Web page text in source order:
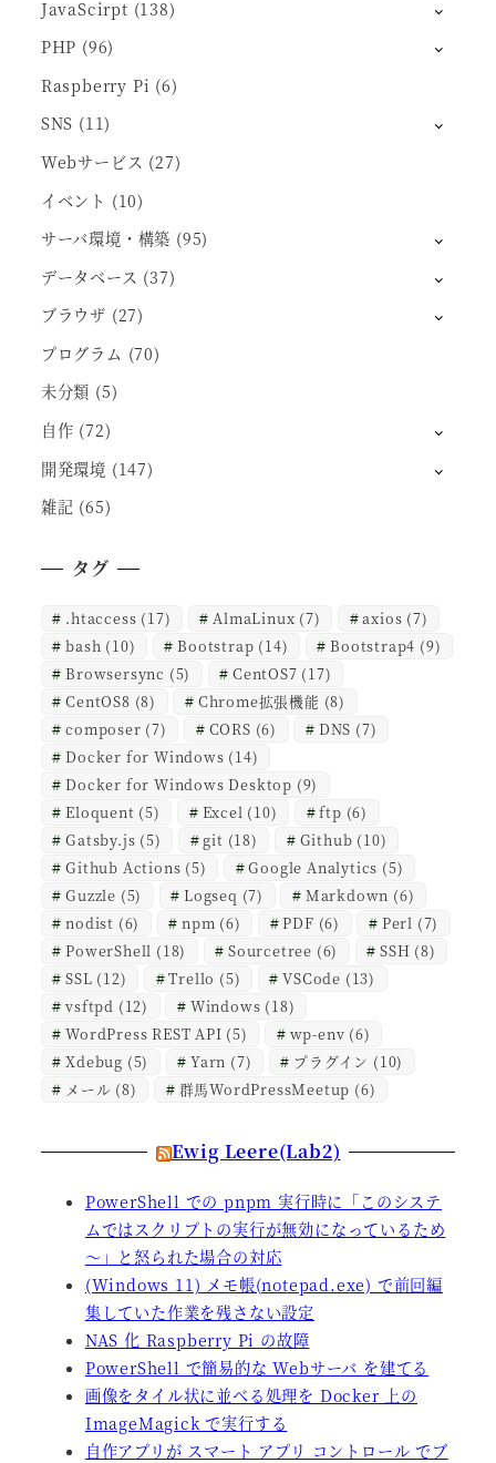
JavaScirpt (138)
PHP (96)
Raspberry Pi (6)
SNS (11)
Webサービス (27)
イベント (10)
サーバ環境・構築 (95)
データベース (37)
ブラウザ (27)
プログラム (70)
未分類 (5)
自作 (72)
開発環境 (147)
雑記 (65)
タグ
.htaccess (17) AlmaLinux (7) axios (7)
bash (10) Bootstrap (14) Bootstrap4 (9)
Browsersync (5) CentOS7 (17)
CentOS8 (8) Chrome拡張機能 (8)
composer (7) CORS (6) DNS (7)
Docker for Windows (14)
Docker for Windows Desktop (9)
Eloquent (5) Excel (10) ftp (6)
Gatsby.js (5) git (18) Github (10)
Github Actions (5) Google Analytics (5)
Guzzle (5) Logseq (7) Markdown (6)
nodist (6) npm (6) PDF (6) Perl (7)
PowerShell (18) Sourcetree (6) SSH (8)
SSL (12) Trello (5) VSCode (13)
vsftpd (12) Windows (18)
WordPress REST API (5) wp-env (6)
Xdebug (5) Yarn (7) プラグイン (10)
メール (8) 群馬WordPressMeetup (6)
Ewig Leere(Lab2)
PowerShell での pnpm 実行時に「このシステ
ムではスクリプトの実行が無効になっているため
～」と怒られた場合の対応
(Windows 11) メモ帳(notepad.exe) で前回編
集していた作業を残さない設定
NAS 化 Raspberry Pi の故障
PowerShell で簡易的な Webサーバ を建てる
画像をタイル状に並べる処理を Docker 上の
ImageMagick で実行する
自作アプリが スマート アプリ コントロール でブ